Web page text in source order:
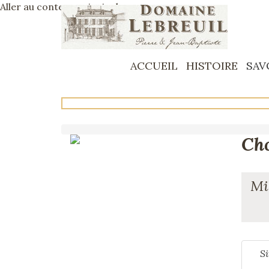
Aller au contenu principal
ACCUEIL HISTOIRE